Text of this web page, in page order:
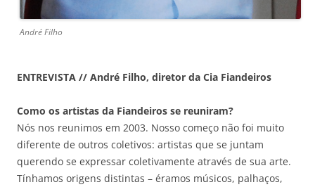
André Filho
ENTREVISTA // André Filho, diretor da Cia Fiandeiros
Como os artistas da Fiandeiros se reuniram?
Nós nos reunimos em 2003. Nosso começo não foi muito
diferente de outros coletivos: artistas que se juntam
querendo se expressar coletivamente através de sua arte.
Tínhamos origens distintas – éramos músicos, palhaços,